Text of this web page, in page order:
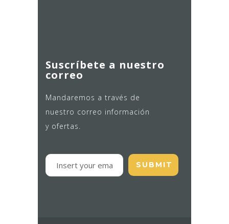
Suscríbete a nuestro
correo
Mandaremos a través de
nuestro correo información
y ofertas.